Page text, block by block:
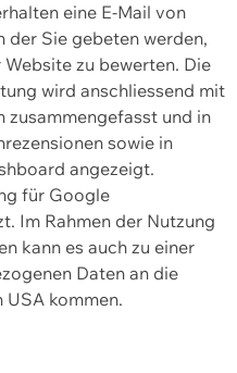
eine E-Mail von
der Sie gebeten werden,
zu bewerten. Die
wird anschliessend mit
zusammengefasst und in
sowie in
angezeigt.
für Google
Im Rahmen der Nutzung
kann es auch zu einer
Daten an die
USA kommen.